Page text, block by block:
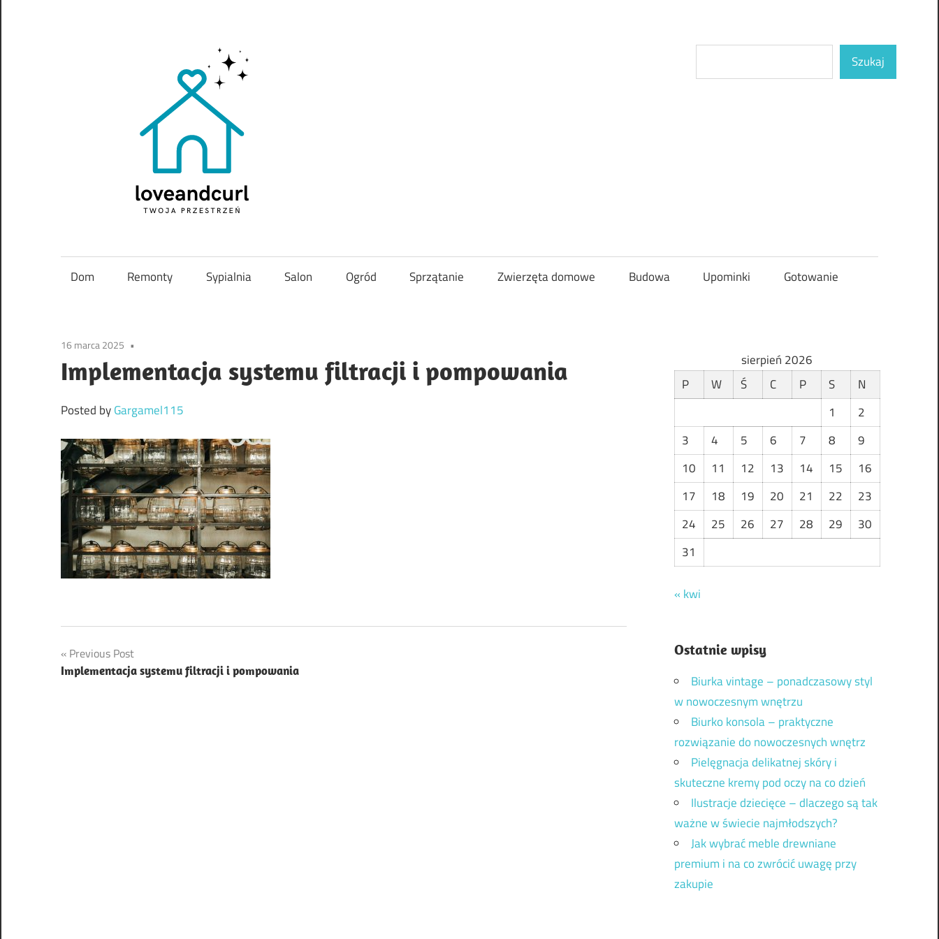
Szukaj
Dom Remonty Sypialnia Salon Ogród Sprzątanie Zwierzęta domowe Budowa Upominki Gotowanie
16 marca 2025
Implementacja systemu filtracji i pompowania
Posted byGargamel115
Nawigacja
wpisu
Previous Post
Implementacja systemu filtracji i pompowania
sierpień 2026
P
W Ś C P S
N
1
2
3
4 5 6 7 8
9
10
11 12 13 14 15
16
17
18 19 20 21 22
23
24
25 26 27 28 29
30
31
« kwi
Ostatnie wpisy
Biurka vintage – ponadczasowy styl
w nowoczesnym wnętrzu
Biurko konsola – praktyczne
rozwiązanie do nowoczesnych wnętrz
Pielęgnacja delikatnej skóry i
skuteczne kremy pod oczy na co dzień
Ilustracje dziecięce – dlaczego są tak
ważne w świecie najmłodszych?
Jak wybrać meble drewniane
premium i na co zwrócić uwagę przy
zakupie